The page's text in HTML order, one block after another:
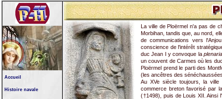
Accueil
Histoire navale
La ville de Ploërmel n'a pas de
Morbihan, tandis que, au nord,
de communications vers
conscience de l'intérêt
duc Jean I y convoque la
un couvent de Carmes où les
Ploërmel prend le parti des
(les ancêtres des
Au XVe siècle toujours, la
commerce breton favorisé par
(†1498), puis de Louis XII. Ainsi